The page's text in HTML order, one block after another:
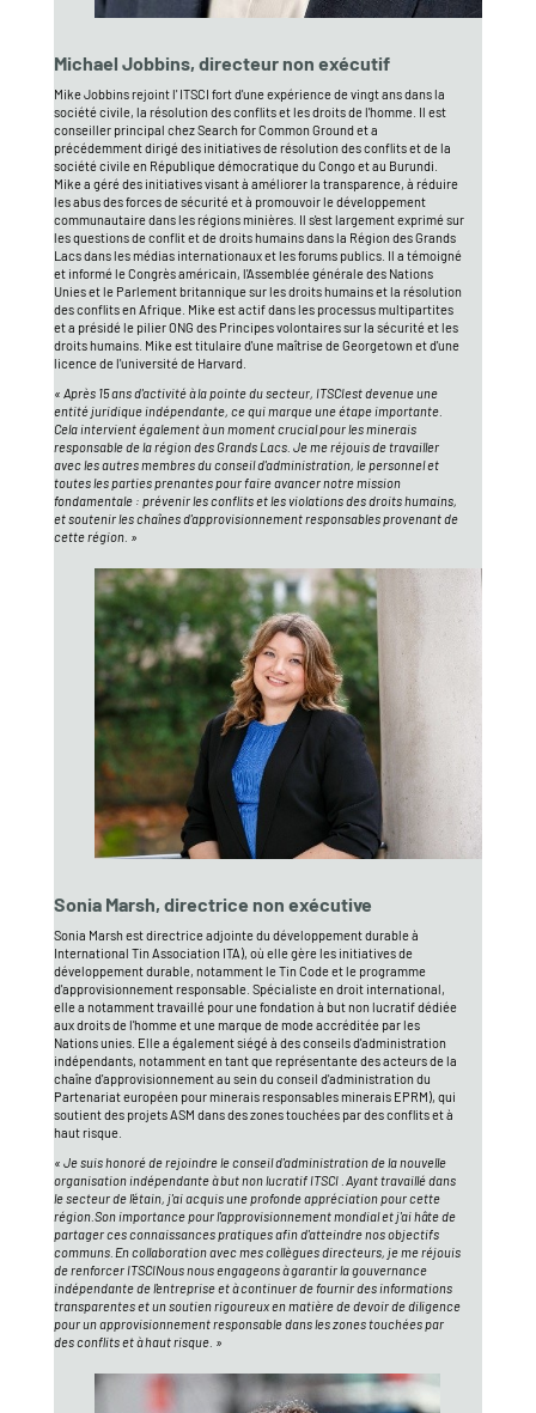
Michael Jobbins, directeur non exécutif
Mike Jobbins rejoint l' ITSCI fort d'une expérience de vingt ans dans la
société civile, la résolution des conflits et les droits de l'homme. Il est
conseiller principal chez Search for Common Ground et a
précédemment dirigé des initiatives de résolution des conflits et de la
société civile en République démocratique du Congo et au Burundi.
Mike a géré des initiatives visant à améliorer la transparence, à réduire
les abus des forces de sécurité et à promouvoir le développement
communautaire dans les régions minières. Il s'est largement exprimé sur
les questions de conflit et de droits humains dans la Région des Grands
Lacs dans les médias internationaux et les forums publics. Il a témoigné
et informé le Congrès américain, l'Assemblée générale des Nations
Unies et le Parlement britannique sur les droits humains et la résolution
des conflits en Afrique. Mike est actif dans les processus multipartites
et a présidé le pilier ONG des Principes volontaires sur la sécurité et les
droits humains. Mike est titulaire d'une maîtrise de Georgetown et d'une
licence de l'université de Harvard.
« Après 15 ans d'activité à la pointe du secteur, ITSCIest devenue une
entité juridique indépendante, ce qui marque une étape importante.
Cela intervient également à un moment crucial pour les minerais
responsable de la région des Grands Lacs. Je me réjouis de travailler
avec les autres membres du conseil d'administration, le personnel et
toutes les parties prenantes pour faire avancer notre mission
fondamentale : prévenir les conflits et les violations des droits humains,
et soutenir les chaînes d'approvisionnement responsables provenant de
cette région. »
Sonia Marsh, directrice non exécutive
Sonia Marsh est directrice adjointe du développement durable à
International Tin Association ITA), où elle gère les initiatives de
développement durable, notamment le Tin Code et le programme
d'approvisionnement responsable. Spécialiste en droit international,
elle a notamment travaillé pour une fondation à but non lucratif dédiée
aux droits de l'homme et une marque de mode accréditée par les
Nations unies. Elle a également siégé à des conseils d'administration
indépendants, notamment en tant que représentante des acteurs de la
chaîne d'approvisionnement au sein du conseil d'administration du
Partenariat européen pour minerais responsables minerais EPRM), qui
soutient des projets ASM dans des zones touchées par des conflits et à
haut risque.
« Je suis honoré de rejoindre le conseil d'administration de la nouvelle
organisation indépendante à but non lucratif ITSCI . Ayant travaillé dans
le secteur de l'étain, j'ai acquis une profonde appréciation pour cette
région. Son importance pour l'approvisionnement mondial et j'ai hâte de
partager ces connaissances pratiques afin d'atteindre nos objectifs
communs. En collaboration avec mes collègues directeurs, je me réjouis
de renforcer ITSCINous nous engageons à garantir la gouvernance
indépendante de l'entreprise et à continuer de fournir des informations
transparentes et un soutien rigoureux en matière de devoir de diligence
pour un approvisionnement responsable dans les zones touchées par
des conflits et à haut risque. »